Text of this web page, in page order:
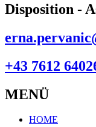
Disposition -
+43 7612
MENÜ
HOME